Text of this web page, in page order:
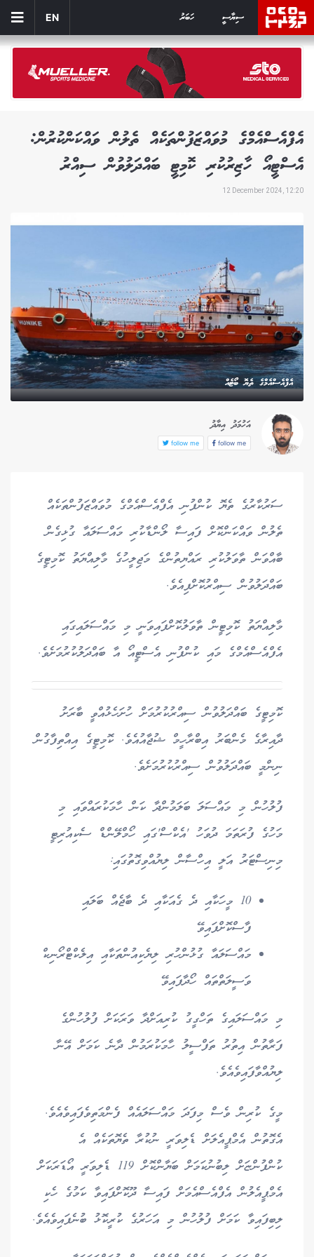
ސިޔާސީ ހަބަރު EN
އެފްއެސްއެމްގެ މުވައްޒަފުންތަކެއް ތެލުން ވައްކަންކުރުން:
އެސްޓީއޯ ހާޒިރުކުރި ކޮމިޓީ ބައްދަލުވުން ސިއްރު
12 December 2024, 12:20
އެފްއެސްއެމްގެ ތެޔޮ ބޯޓެއް
އަހުމަދު އިޔާދު
follow me
follow me
ސަރުކާރުގެ ތެޔޮ ކުންފުނި އެފްއެސްއެމްގެ މުވައްޒަފުންތަކެއް
ތެލުން ވައްކަންކޮށް ފައިސާ ލޯންޑާކުރި މައްސަލައާ ގުޅިގެން
ބާއްވަން ތާވަލުކުރި ރައްޔިތުންގެ މަޖިލީހުގެ މާލިއްޔަތު ކޮމިޓީގެ
ބައްދަލުވުން ސިއްރުކޮށްފިއެވެ.
މާލިއްޔަތު ކޮމިޓީން ތާވަލުކޮށްފައިވަނީ މި މައްސަލައިގައި
އެފްއެސްއެމްގެ މައި ކުންފުނި އެސްޓީއޯ އާ ބައްދަލުކުރުމަށެވެ.
ކޮމިޓީގެ ބައްދަލުވުން ސިއްރުކުރުމަށް ހުށަހެޅުއްވީ ބާރަށު
ދާއިރާގެ މެންބަރު އިބްރާހީމް ޝުޖާއުއެވެ. ކޮމިޓީގެ އިއްތިފާގުން
ނިންމީ ބައްދަލުވުން ސިއްރުކުރުމަށެވެ.
ފުލުހުން މި މައްސަލަ ބަލަމުންދާ ކަން ހާމަކުރައްވައި މި
މަހުގެ ފުރަތަމަ ދުވަހު 'އެކްސް'ގައި ހޯމްލޭންޑް ސެކިއުރިޓީ
މިނިސްޓަރު އަލީ އިހްސާން ލިޔުއްވިގޮތުގައި:
10 މީހަކާއި ދެ ގެއަކާއި ދެ ބާޖެއް ބަލައި
ފާސްކޮށްފައިވޭ
މައްސަލައާ ގުޅުންހުރި ލިޔެކިއުންތަކާއި އިލެކްޓްރޯނިކް
ވަސީލަތްތައް ހޯދާފައިވޭ
މި މައްސަލައިގެ ތަހްގީގު ކުރިއަށްދާ ވަރަކަށް ފުލުހުންގެ
ފަރާތުން އިތުރު ތަފްސީލު ހާމަކުރަމުން ދާނެ ކަމަށް އޭނާ
ލިޔުއްވާފައިވެއެވެ.
މީގެ ކުރިން ވެސް މިފަދަ މައްސަލައެއް ފެންމަތިވެފައިވެއެވެ.
އެގޮތުން އެމްޕީއެލަށް ޑެލިވަރީ ނުކުރާ ތެޔޮތަކެއް އެ
ކުންފުންޏަށް ލިބުނުކަމަށް ބަޔާންކޮށް 119 ޑެލިވަރީ އޯޑަރަކަށް
އެމްޕީއެލުން އެފްއެސްއެމަށް ފައިސާ ދޫކޮށްފައިވާ ކަމުގެ ހެކި
ލިބިފައިވާ ކަމަށް ފުލުހުން މި އަހަރުގެ ކުރީކޮޅު ބުނެފައިވެއެވެ.